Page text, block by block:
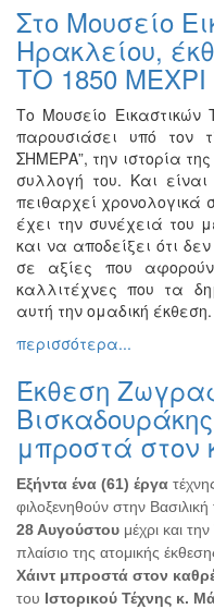
Ζωγραφική
Φωτογραφία
Τραγούδι
Μουσική
Κινηματογράφος
Χορός
Θέατρο
Παζάρι
Ειδών
Συνέδρια
Ημερίδες
Διημερίδες
Σεμινάρια-
Διαλέξεις-
Διάφορες
Εκθέσεις
Εκδηλώσεις
για
Παιδιά
Στο Μουσείο
Ηρακλείου,
ΤΟ 1850
Το Μουσείο Εικαστικών
παρουσιάσει υπό τον
ΣΗΜΕΡΑ”, την ιστορία
συλλογή του. Και
πειθαρχεί χρονολογικά
έχει την συνέχειά του
και να αποδείξει ότι
σε αξίες που
καλλιτέχνες που τα
αυτή την ομαδική έκθεση.
περισσότερα...
Έκθεση
μπροστά στον
Εξήντα ένα (61) έργα
φιλοξενηθούν στην
28 Αυγούστου μέχρι και την
πλαίσιο της ατομικής
Χάιντ μπροστά στον
του Ιστορικού Τέχνης κ.